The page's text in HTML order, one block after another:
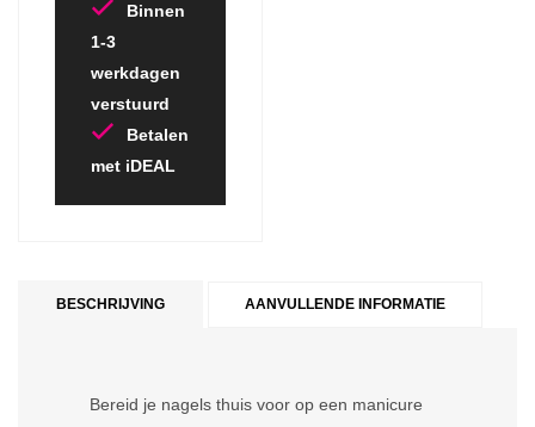
Binnen
1-3
werkdagen
verstuurd
Betalen
met iDEAL
BESCHRIJVING AANVULLENDE INFORMATIE
Bereid je nagels thuis voor op een manicure